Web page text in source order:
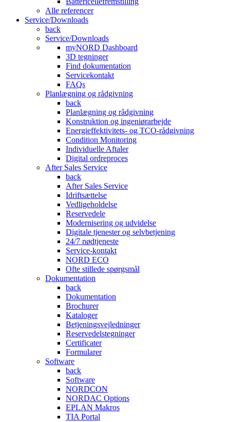
Alle referencer
Service/Downloads
back
Service/Downloads
myNORD Dashboard
3D tegninger
Find dokumentation
Servicekontakt
FAQs
Planlægning og rådgivning
back
Planlægning og rådgivning
Konstruktion og ingeniørarbejde
Energieffektivitets- og TCO-rådgivning
Condition Monitoring
Individuelle Aftaler
Digital ordreproces
After Sales Service
back
After Sales Service
Idriftsættelse
Vedligeholdelse
Reservedele
Modernisering og udvidelse
Digitale tjenester og selvbetjening
24/7 nødtjeneste
Service-kontakt
NORD ECO
Ofte stillede spørgsmål
Dokumentation
back
Dokumentation
Brochurer
Kataloger
Betjeningsvejledninger
Reservedelstegninger
Certificater
Formularer
Software
back
Software
NORDCON
NORDAC Options
EPLAN Makros
TIA Portal